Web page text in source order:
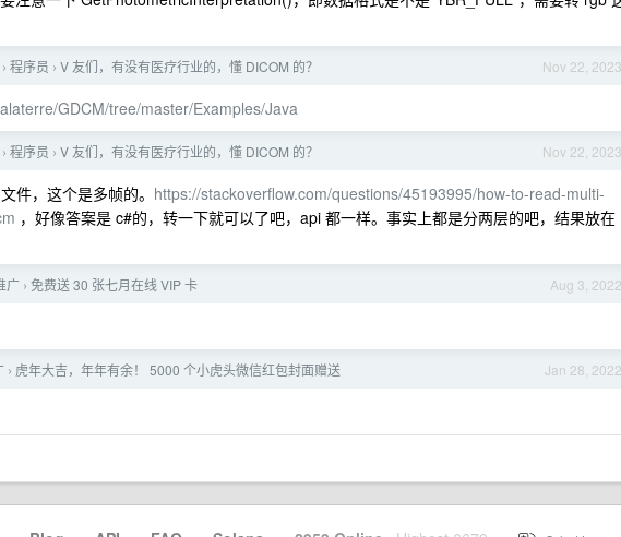
Nov 22, 2023
› 程序员 › V 友们，有没有医疗行业的，懂 DICOM 的？
GDCM/tree/master/Examples/Java
Nov 22, 2023
› 程序员 › V 友们，有没有医疗行业的，懂 DICOM 的？
件，这个是多帧的。 https://stackoverflow.com/questions/45193995/how-to-read-multi-
，好像答案是 c#的，转一下就可以了吧，api 都一样。事实上都是分两层的吧，结果放在
Aug 3, 2022
广 › 免费送 30 张七月在线 VIP 卡
Jan 28, 2022
› 虎年大吉，年年有余！ 5000 个小虎头微信红包封面赠送